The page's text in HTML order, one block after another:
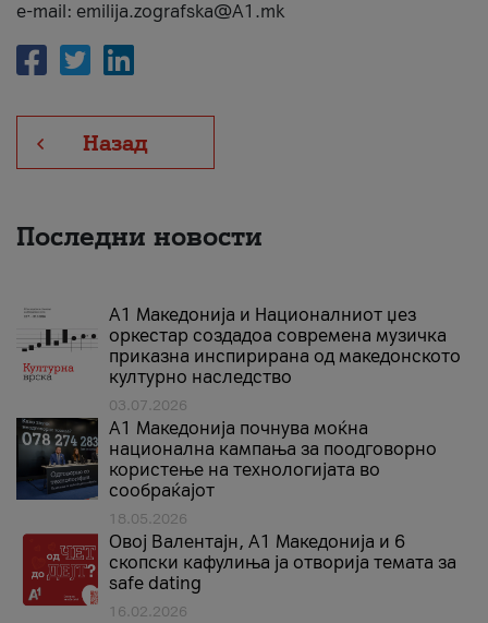
e-mail: emilija.zografska@A1.mk
Назад
Последни новости
А1 Македонија и Националниот џез
оркестар создадоа современа музичка
приказна инспирирана од македонското
културно наследство
03.07.2026
A1 Македонија почнува моќна
национална кампања за поодговорно
користење на технологијата во
сообраќајот
18.05.2026
Овој Валентајн, A1 Македонија и 6
скопски кафулиња ја отворија темата за
safe dating
16.02.2026